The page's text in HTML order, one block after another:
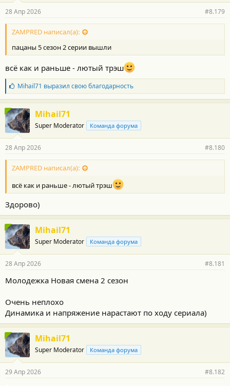
28 Апр 2026 #8.179
ZAMPRED написал(а):
пацаны 5 сезон 2 серии вышли
всё как и раньше - лютый трэш
Б
л
а
г
о
д
а
н
о
с
и
:
Mihail71 выразил свою благодарность
Mihail71
Super Moderator Команда форума
28 Апр 2026 #8.180
ZAMPRED написал(а):
всё как и раньше - лютый трэш
Здорово)
Mihail71
Super Moderator Команда форума
28 Апр 2026 #8.181
Молодежка Новая смена 2 сезон
Очень неплохо
Динамика и напряжение нарастают по ходу сериала)
Mihail71
Super Moderator Команда форума
29 Апр 2026 #8.182